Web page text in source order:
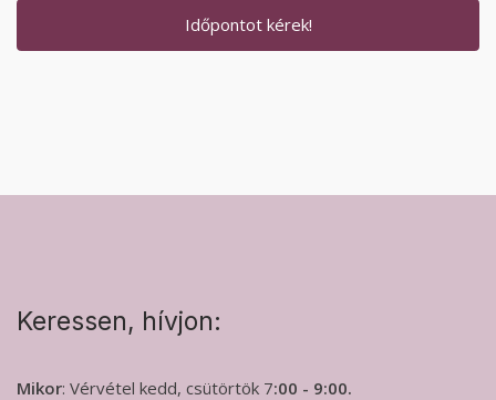
Időpontot kérek!
Keressen, hívjon:
Mikor: Vérvétel kedd, csütörtök 7:00 - 9:00.